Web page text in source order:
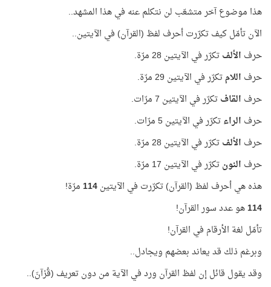
هذا موضوع آخر متشعّب لن نتكلم عنه في هذا المشهد..
الآن تأمّل كيف تكرّرت أحرف لفظ (القرآن) في الآيتين..
حرف الألفتكرّر في الآيتين 28 مرّة.
حرف اللامتكرّر في الآيتين 29 مرّة.
حرف القافتكرّر في الآيتين 7 مرّات.
حرف الراءتكرّر في الآيتين 5 مرّات.
حرف الألفتكرّر في الآيتين 28 مرّة.
حرف النونتكرّر في الآيتين 17 مرّة.
هذه هي أحرف لفظ (القرآن) تكرّرت في الآيتين114مرّة!
114هو عدد سور القرآن!
تأمّل لغة الأرقام في القرآن!
وبرغم ذلك قد يعاند بعضهم ويجادل..
وقد يقول قائل إن لفظ القرآن ورد في الآية من دون تعريف (قُرْآنَ)..